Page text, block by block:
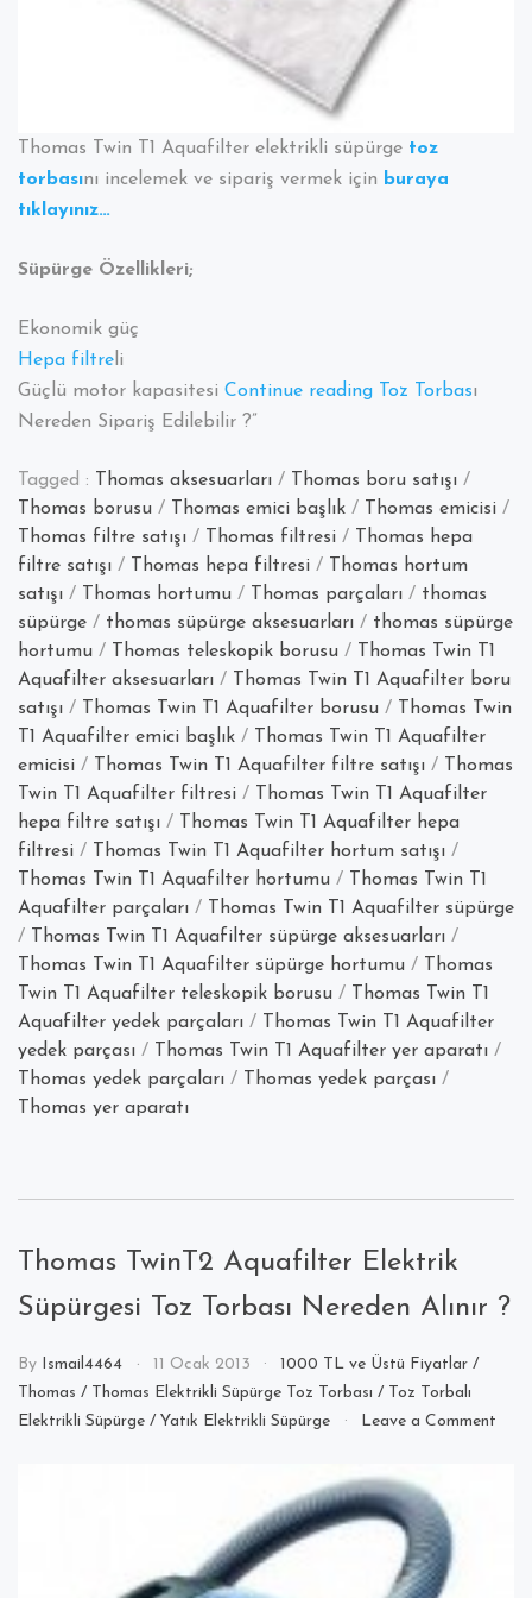
Thomas Twin T1 Aquafilter elektrikli süpürge toz
torbasını incelemek ve sipariş vermek için buraya
tıklayınız…
Süpürge Özellikleri;
Ekonomik güç
Hepa filtreli
Güçlü motor kapasitesi Continue reading“Thomas
Aquafilter
Elektrik
Süpürgesi
Toz Torbası
Nereden Sipariş Edilebilir ?”
Tagged : Thomas aksesuarları / Thomas boru satışı /
Thomas borusu / Thomas emici başlık / Thomas emicisi /
Thomas filtre satışı / Thomas filtresi / Thomas hepa
filtre satışı / Thomas hepa filtresi / Thomas hortum
satışı / Thomas hortumu / Thomas parçaları / thomas
süpürge / thomas süpürge aksesuarları / thomas süpürge
hortumu / Thomas teleskopik borusu / Thomas Twin T1
Aquafilter aksesuarları / Thomas Twin T1 Aquafilter boru
satışı / Thomas Twin T1 Aquafilter borusu / Thomas Twin
T1 Aquafilter emici başlık / Thomas Twin T1 Aquafilter
emicisi / Thomas Twin T1 Aquafilter filtre satışı / Thomas
Twin T1 Aquafilter filtresi / Thomas Twin T1 Aquafilter
hepa filtre satışı / Thomas Twin T1 Aquafilter hepa
filtresi / Thomas Twin T1 Aquafilter hortum satışı /
Thomas Twin T1 Aquafilter hortumu / Thomas Twin T1
Aquafilter parçaları / Thomas Twin T1 Aquafilter süpürge
/ Thomas Twin T1 Aquafilter süpürge aksesuarları /
Thomas Twin T1 Aquafilter süpürge hortumu / Thomas
Twin T1 Aquafilter teleskopik borusu / Thomas Twin T1
Aquafilter yedek parçaları / Thomas Twin T1 Aquafilter
yedek parçası / Thomas Twin T1 Aquafilter yer aparatı /
Thomas yedek parçaları / Thomas yedek parçası /
Thomas yer aparatı
Thomas TwinT2 Aquafilter Elektrik
Süpürgesi Toz Torbası Nereden Alınır ?
By Ismail4464 11 Ocak 2013 1000 TL ve Üstü Fiyatlar /
Thomas / Thomas Elektrikli Süpürge Toz Torbası / Toz Torbalı
Elektrikli Süpürge / Yatık Elektrikli Süpürge Leave a Commenton